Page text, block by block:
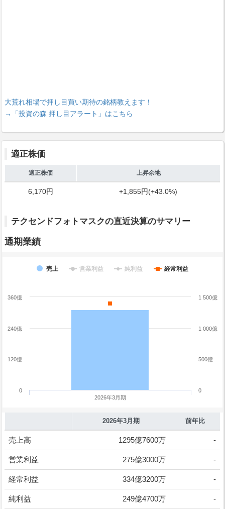
大荒れ相場で押し目買い期待の銘柄教えます！
→「投資の森 押し目アラート」はこちら
適正株価
適正株価 上昇余地
6,170円 +1,855円(+43.0%)
テクセンドフォトマスクの直近決算のサマリー
通期業績
売上 営業利益 純利益 経常利益
2026年3月期
0
500億
1 000億
1 500億
0
120億
240億
360億
2026年3月期 前年比
売上高 1295億7600万 -
営業利益 275億3000万 -
経常利益 334億3200万 -
純利益 249億4700万 -